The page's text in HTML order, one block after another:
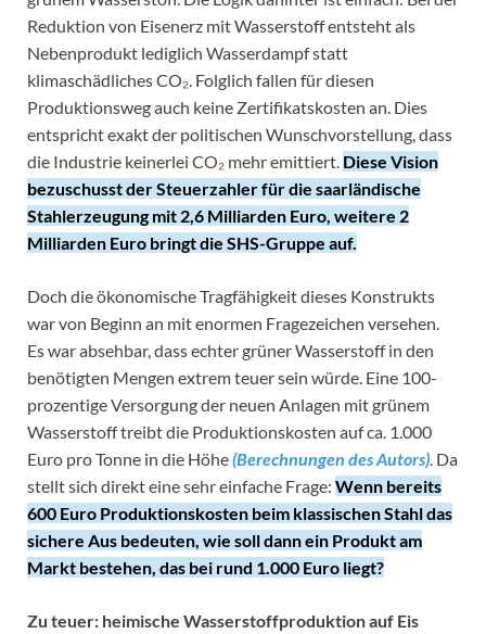
Reduktion von Eisenerz mit Wasserstoff entsteht als
Nebenprodukt lediglich Wasserdampf statt
klimaschädliches CO₂. Folglich fallen für diesen
Produktionsweg auch keine Zertifikatskosten an. Dies
entspricht exakt der politischen Wunschvorstellung, dass
die Industrie keinerlei CO₂ mehr emittiert. Diese Vision
bezuschusst der Steuerzahler für die saarländische
Stahlerzeugung mit 2,6 Milliarden Euro, weitere 2
Milliarden Euro bringt die SHS-Gruppe auf.
Doch die ökonomische Tragfähigkeit dieses Konstrukts
war von Beginn an mit enormen Fragezeichen versehen.
Es war absehbar, dass echter grüner Wasserstoff in den
benötigten Mengen extrem teuer sein würde. Eine 100-
prozentige Versorgung der neuen Anlagen mit grünem
Wasserstoff treibt die Produktionskosten auf ca. 1.000
Euro pro Tonne in die Höhe(Berechnungen des Autors) . Da
stellt sich direkt eine sehr einfache Frage: Wenn bereits
600 Euro Produktionskosten beim klassischen Stahl das
sichere Aus bedeuten, wie soll dann ein Produkt am
Markt bestehen, das bei rund 1.000 Euro liegt?
Zu teuer: heimische Wasserstoffproduktion auf Eis